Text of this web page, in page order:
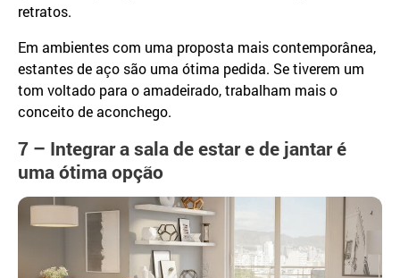
retratos.
Em ambientes com uma proposta mais contemporânea,
estantes de aço são uma ótima pedida. Se tiverem um
tom voltado para o amadeirado, trabalham mais o
conceito de aconchego.
7 – Integrar a sala de estar e de jantar é
uma ótima opção